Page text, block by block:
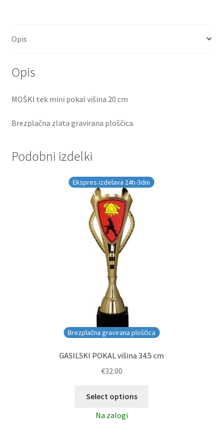
Opis
Opis
MOŠKI tek mini pokal višina 20 cm
Brezplačna zlata gravirana ploščica.
Podobni izdelki
Brezplačna gravirana ploščica
Ekspres izdelava 24h-3dni
GASILSKI POKAL višina 34.5 cm
€32.00
Select options
Na zalogi